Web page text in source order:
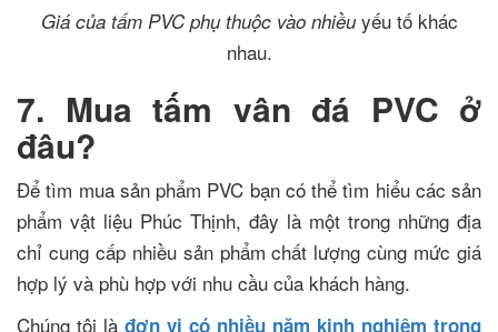
Giá của tấm PVC phụ thuộc vào nhiềuyếu tố khác
nhau.
7. Mua tấm vân đá PVC ở
đâu?
Để tìm mua sản phẩm PVC bạn có thể tìm hiểu các sản
phẩm vật liệu Phúc Thịnh, đây là một trong những địa
chỉ cung cấp nhiều sản phẩm chất lượng cùng mức giá
hợp lý và phù hợp với nhu cầu của khách hàng.
Chúng tôi là đơn vị có nhiều năm kinh nghiệm trong